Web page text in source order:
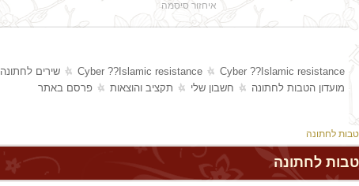
איחזור סיסמה
Cyber ??Islamic resistance
Cyber ??Islamic resistance שירים לחתונה
מועדון הטבות לחתונה
חשבון שלי תקציב והוצאות פרסם באתר
לחתונה
לחתונה